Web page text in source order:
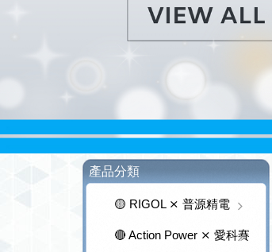
產品分類
🟡 RIGOL ⨯ 普源精電
🔴 Action Power ⨯ 愛科賽